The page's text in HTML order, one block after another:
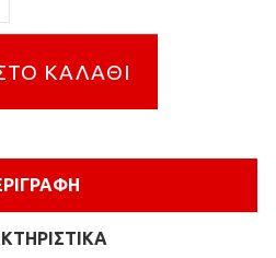
ΚΑΛΆΘΙ